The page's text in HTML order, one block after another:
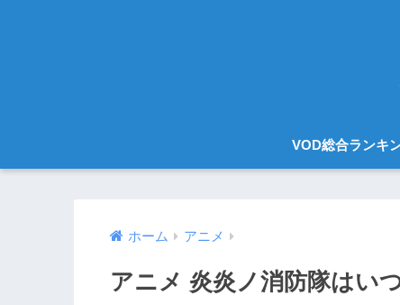
VOD総合ランキ
ホーム アニメ
アニメ 炎炎ノ消防隊はい